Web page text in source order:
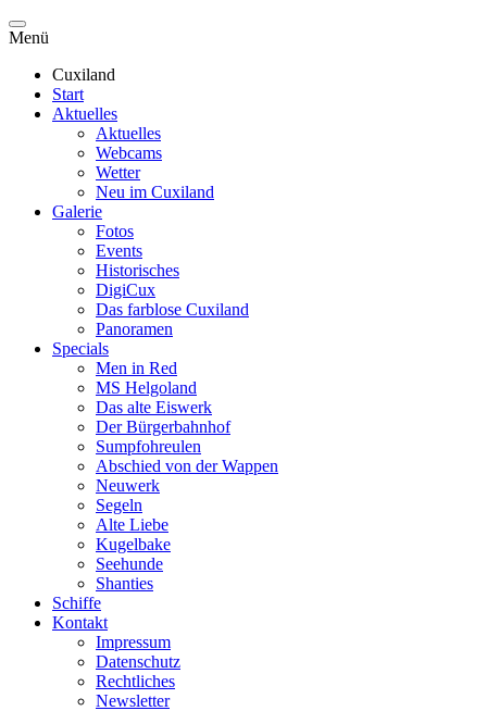
Menü
Cuxiland
Start
Aktuelles
Aktuelles
Webcams
Wetter
Neu im Cuxiland
Galerie
Fotos
Events
Historisches
DigiCux
Das farblose Cuxiland
Panoramen
Specials
Men in Red
MS Helgoland
Das alte Eiswerk
Der Bürgerbahnhof
Sumpfohreulen
Abschied von der Wappen
Neuwerk
Segeln
Alte Liebe
Kugelbake
Seehunde
Shanties
Schiffe
Kontakt
Impressum
Datenschutz
Rechtliches
Newsletter